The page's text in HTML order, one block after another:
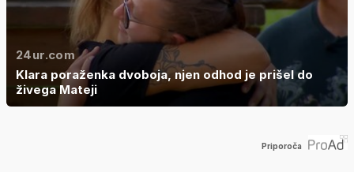
24ur.com
Klara poraženka dvoboja, njen odhod je prišel do
živega Mateji
Priporoča